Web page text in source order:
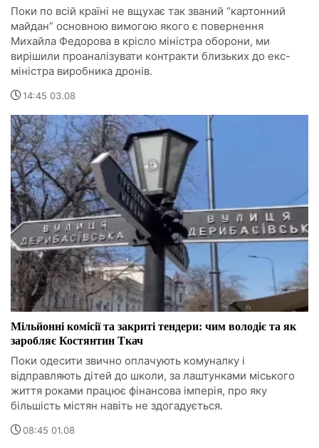
Поки по всій країні не вщухає так званий “картонний
майдан” основною вимогою якого є повернення
Михайла Федорова в крісло міністра оборони, ми
вирішили проаналізувати контракти близьких до екс-
міністра виробника дронів.
14:45 03.08
Мільйонні комісії та закриті тендери: чим володіє та як
заробляє Костянтин Ткач
Поки одесити звично оплачують комуналку і
відправляють дітей до школи, за лаштунками міського
життя роками працює фінансова імперія, про яку
більшість містян навіть не здогадується.
08:45 01.08